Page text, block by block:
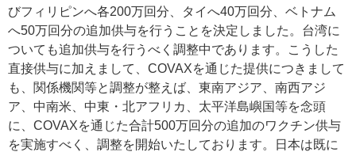
びフィリピンへ各200万回分、タイへ40万回分、ベトナム
へ50万回分の追加供与を行うことを決定しました。台湾に
ついても追加供与を行うべく調整中であります。こうした
直接供与に加えまして、COVAXを通じた提供につきまして
も、関係機関等と調整が整えば、東南アジア、南西アジ
ア、中南米、中東・北アフリカ、太平洋島嶼国等を念頭
に、COVAXを通じた合計500万回分の追加のワクチン供与
を実施すべく、調整を開始いたしております。日本は既に